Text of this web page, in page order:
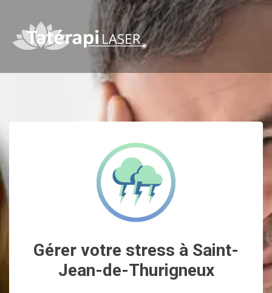
Gérer votre stress à Saint-
Jean-de-Thurigneux